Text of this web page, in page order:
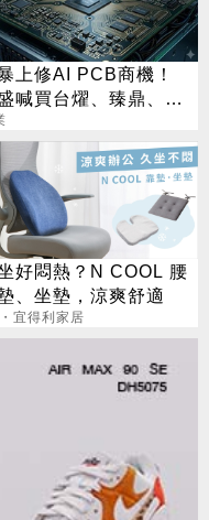
上修AI PCB商機！
喊買台燿、臻鼎、台
好悶熱？N COOL 腰
、坐墊，涼爽舒適
宜得利家居